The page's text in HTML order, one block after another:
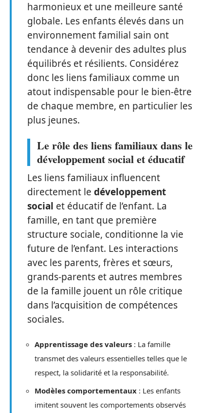
harmonieux et une meilleure santé
globale. Les enfants élevés dans un
environnement familial sain ont
tendance à devenir des adultes plus
équilibrés et résilients. Considérez
donc les liens familiaux comme un
atout indispensable pour le bien-être
de chaque membre, en particulier les
plus jeunes.
Le rôle des liens familiaux dans le
développement social et éducatif
Les liens familiaux influencent
directement le développement
social et éducatif de l’enfant. La
famille, en tant que première
structure sociale, conditionne la vie
future de l’enfant. Les interactions
avec les parents, frères et sœurs,
grands-parents et autres membres
de la famille jouent un rôle critique
dans l’acquisition de compétences
sociales.
Apprentissage des valeurs : La famille
transmet des valeurs essentielles telles que le
respect, la solidarité et la responsabilité.
Modèles comportementaux : Les enfants
imitent souvent les comportements observés